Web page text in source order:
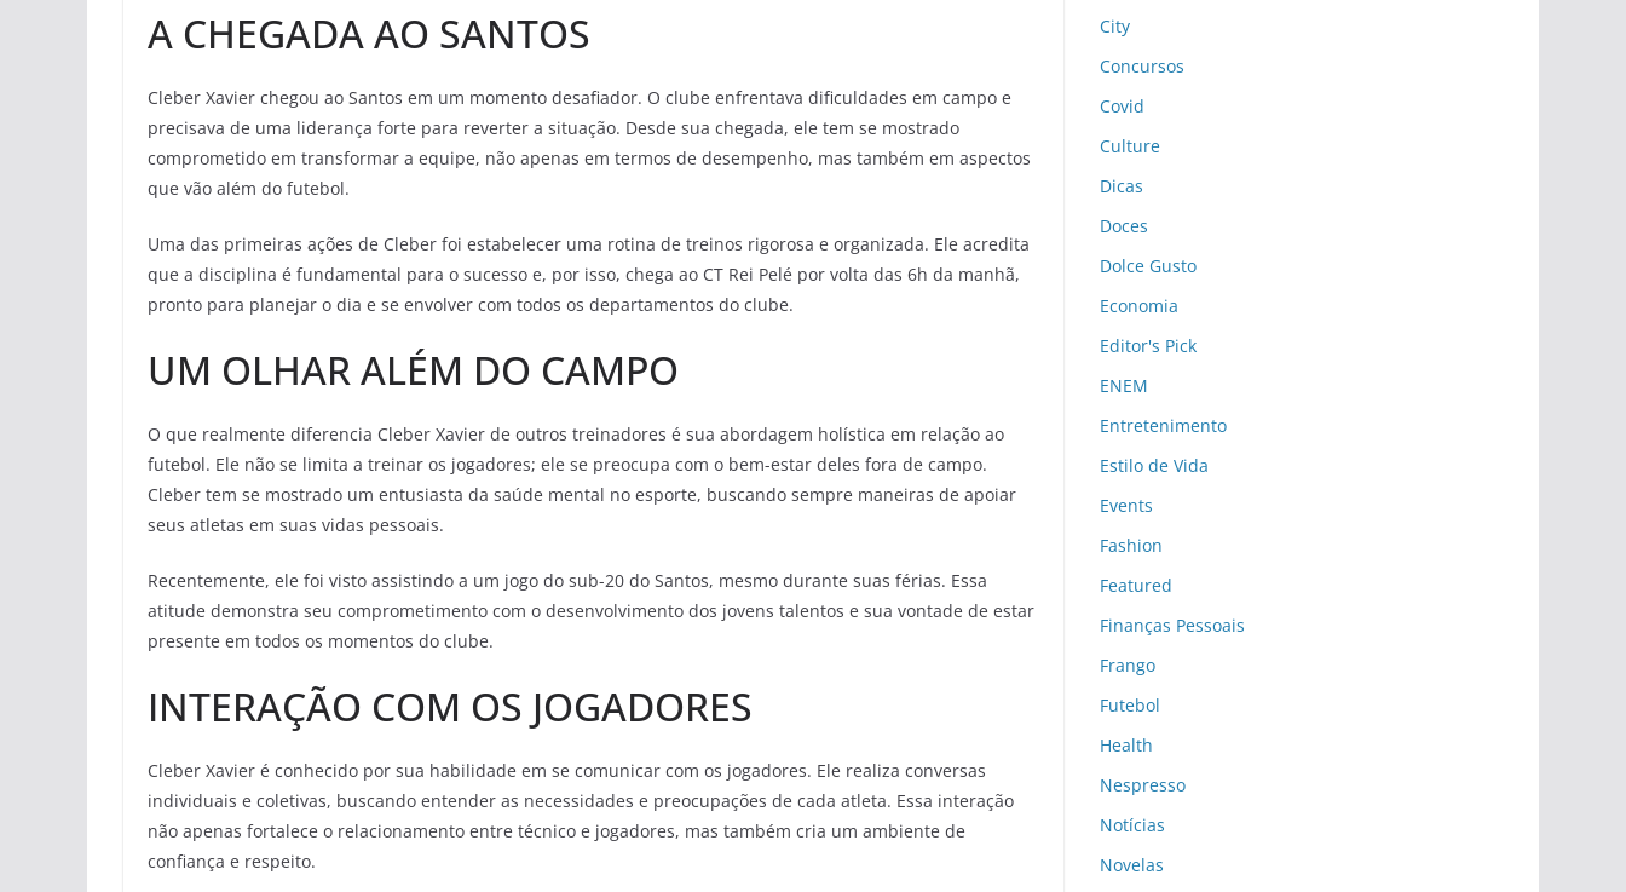
A CHEGADA AO SANTOS
Cleber Xavier chegou ao Santos em um momento desafiador. O clube enfrentava dificuldades em campo e
precisava de uma liderança forte para reverter a situação. Desde sua chegada, ele tem se mostrado
comprometido em transformar a equipe, não apenas em termos de desempenho, mas também em aspectos
que vão além do futebol.
Uma das primeiras ações de Cleber foi estabelecer uma rotina de treinos rigorosa e organizada. Ele acredita
que a disciplina é fundamental para o sucesso e, por isso, chega ao CT Rei Pelé por volta das 6h da manhã,
pronto para planejar o dia e se envolver com todos os departamentos do clube.
UM OLHAR ALÉM DO CAMPO
O que realmente diferencia Cleber Xavier de outros treinadores é sua abordagem holística em relação ao
futebol. Ele não se limita a treinar os jogadores; ele se preocupa com o bem-estar deles fora de campo.
Cleber tem se mostrado um entusiasta da saúde mental no esporte, buscando sempre maneiras de apoiar
seus atletas em suas vidas pessoais.
Recentemente, ele foi visto assistindo a um jogo do sub-20 do Santos, mesmo durante suas férias. Essa
atitude demonstra seu comprometimento com o desenvolvimento dos jovens talentos e sua vontade de estar
presente em todos os momentos do clube.
INTERAÇÃO COM OS JOGADORES
Cleber Xavier é conhecido por sua habilidade em se comunicar com os jogadores. Ele realiza conversas
individuais e coletivas, buscando entender as necessidades e preocupações de cada atleta. Essa interação
não apenas fortalece o relacionamento entre técnico e jogadores, mas também cria um ambiente de
confiança e respeito.
City
Concursos
Covid
Culture
Dicas
Doces
Dolce Gusto
Economia
Editor's Pick
ENEM
Entretenimento
Estilo de Vida
Events
Fashion
Featured
Finanças Pessoais
Frango
Futebol
Health
Nespresso
Notícias
Novelas